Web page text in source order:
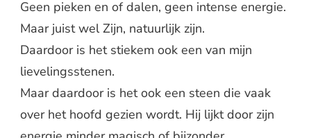
Geen pieken en of dalen, geen intense energie.
Maar juist wel Zijn, natuurlijk zijn.
Daardoor is het stiekem ook een van mijn
lievelingsstenen.
Maar daardoor is het ook een steen die vaak
over het hoofd gezien wordt. Hij lijkt door zijn